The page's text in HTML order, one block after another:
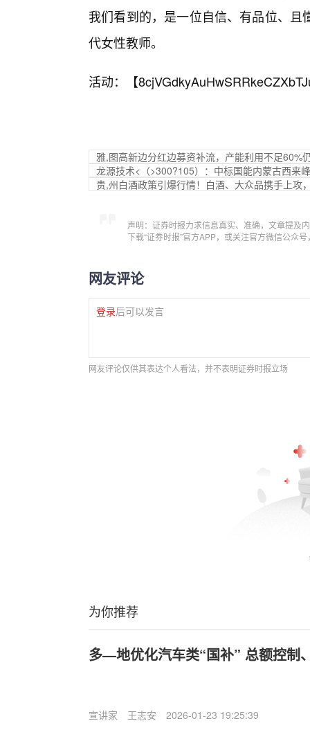
我们看到的，是一位自信、有品位、
代女性教师。
活动：【
雅,图高新边分红边募资补流，产能利用不足60%
龙源技术<（>300?105）：中标国能内蒙古西来
贵,州白酒政策引爆行情！白酒、大众品携手上攻
声明：证券时报力求信息真实、准确，文章提及
下载“证券时报”官方APP，或关注官方微信公众
网友评论
登录后可以发言
网友评论仅供其表达个人看法，并不表明证券时报立场
为你推荐
多—地优化汽车类“国补” 总额控制
宣讲家 王志安 2026-01-23 19:25:39